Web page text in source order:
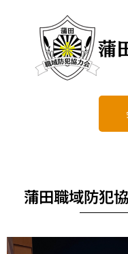
蒲田職域防犯